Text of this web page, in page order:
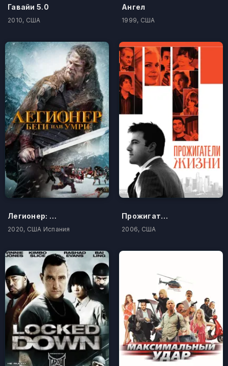
Гавайи 5.0
2010, США
Ангел
1999, США
Легионер: Беги или умри
2020, США Испания
Прожигатели жизни
2006, США